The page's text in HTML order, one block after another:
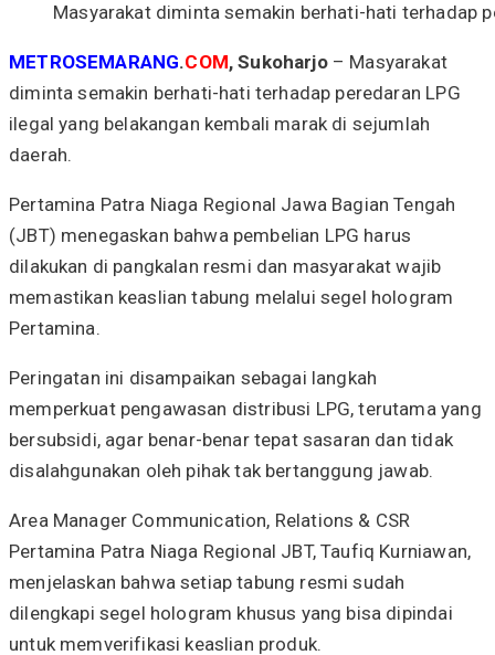
Masyarakat diminta semakin berhati-hati terhadap
METROSEMARANG.COM, Sukoharjo– Masyarakat
diminta semakin berhati-hati terhadap peredaran LPG
ilegal yang belakangan kembali marak di sejumlah
daerah.
Pertamina Patra Niaga Regional Jawa Bagian Tengah
(JBT) menegaskan bahwa pembelian LPG harus
dilakukan di pangkalan resmi dan masyarakat wajib
memastikan keaslian tabung melalui segel hologram
Pertamina.
Peringatan ini disampaikan sebagai langkah
memperkuat pengawasan distribusi LPG, terutama yang
bersubsidi, agar benar-benar tepat sasaran dan tidak
disalahgunakan oleh pihak tak bertanggung jawab.
Area Manager Communication, Relations & CSR
Pertamina Patra Niaga Regional JBT, Taufiq Kurniawan,
menjelaskan bahwa setiap tabung resmi sudah
dilengkapi segel hologram khusus yang bisa dipindai
untuk memverifikasi keaslian produk.